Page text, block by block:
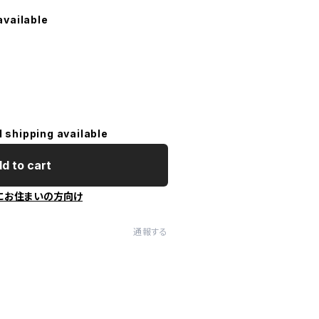
shipping available
to cart
お住まいの方向け
通報する